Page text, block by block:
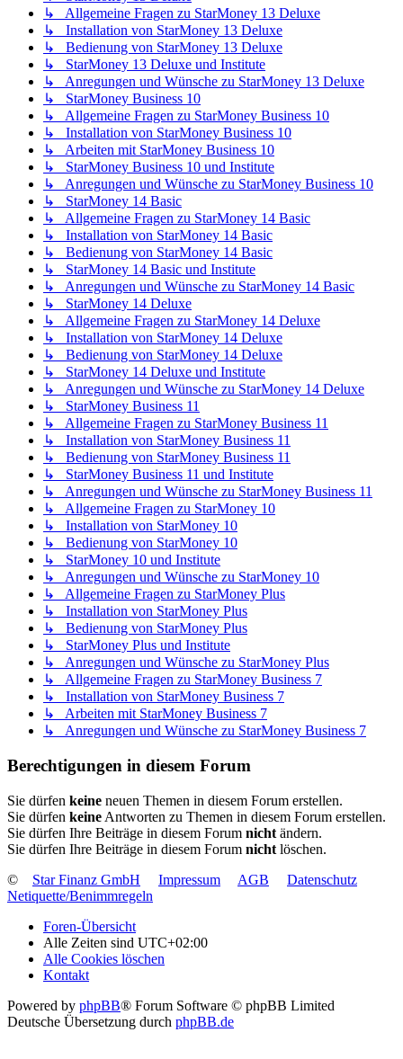
↳ Allgemeine Fragen zu StarMoney 13 Deluxe
↳ Installation von StarMoney 13 Deluxe
↳ Bedienung von StarMoney 13 Deluxe
↳ StarMoney 13 Deluxe und Institute
↳ Anregungen und Wünsche zu StarMoney 13 Deluxe
↳ StarMoney Business 10
↳ Allgemeine Fragen zu StarMoney Business 10
↳ Installation von StarMoney Business 10
↳ Arbeiten mit StarMoney Business 10
↳ StarMoney Business 10 und Institute
↳ Anregungen und Wünsche zu StarMoney Business 10
↳ StarMoney 14 Basic
↳ Allgemeine Fragen zu StarMoney 14 Basic
↳ Installation von StarMoney 14 Basic
↳ Bedienung von StarMoney 14 Basic
↳ StarMoney 14 Basic und Institute
↳ Anregungen und Wünsche zu StarMoney 14 Basic
↳ StarMoney 14 Deluxe
↳ Allgemeine Fragen zu StarMoney 14 Deluxe
↳ Installation von StarMoney 14 Deluxe
↳ Bedienung von StarMoney 14 Deluxe
↳ StarMoney 14 Deluxe und Institute
↳ Anregungen und Wünsche zu StarMoney 14 Deluxe
↳ StarMoney Business 11
↳ Allgemeine Fragen zu StarMoney Business 11
↳ Installation von StarMoney Business 11
↳ Bedienung von StarMoney Business 11
↳ StarMoney Business 11 und Institute
↳ Anregungen und Wünsche zu StarMoney Business 11
↳ Allgemeine Fragen zu StarMoney 10
↳ Installation von StarMoney 10
↳ Bedienung von StarMoney 10
↳ StarMoney 10 und Institute
↳ Anregungen und Wünsche zu StarMoney 10
↳ Allgemeine Fragen zu StarMoney Plus
↳ Installation von StarMoney Plus
↳ Bedienung von StarMoney Plus
↳ StarMoney Plus und Institute
↳ Anregungen und Wünsche zu StarMoney Plus
↳ Allgemeine Fragen zu StarMoney Business 7
↳ Installation von StarMoney Business 7
↳ Arbeiten mit StarMoney Business 7
↳ Anregungen und Wünsche zu StarMoney Business 7
Berechtigungen in diesem Forum
Sie dürfen keine neuen Themen in diesem Forum erstellen.
Sie dürfen keine Antworten zu Themen in diesem Forum erstellen.
Sie dürfen Ihre Beiträge in diesem Forum nicht ändern.
Sie dürfen Ihre Beiträge in diesem Forum nicht löschen.
©
Star Finanz GmbH Impressum AGB
Datenschutz
Netiquette/Benimmregeln
Foren-Übersicht
Alle Zeiten sind UTC+02:00
Alle Cookies löschen
Kontakt
Powered by phpBB® Forum Software © phpBB Limited
Deutsche Übersetzung durch phpBB.de